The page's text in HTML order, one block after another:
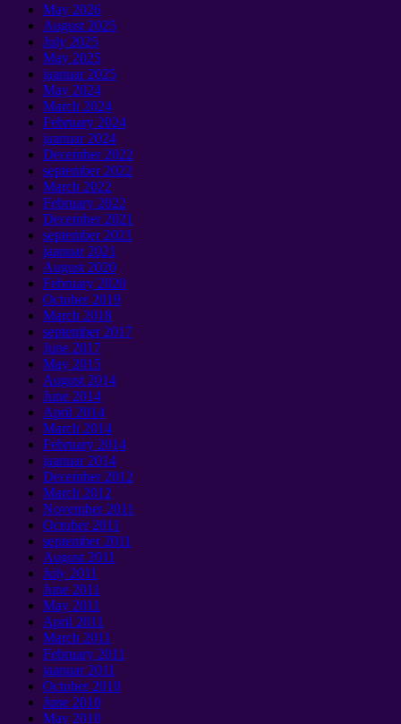
May 2026
August 2025
July 2025
May 2025
jaanuar 2025
May 2024
March 2024
February 2024
jaanuar 2024
December2022
september 2022
March 2022
February 2022
December2021
september 2021
jaanuar 2021
August 2020
February 2020
October2019
March 2018
september 2017
June 2017
May 2015
August 2014
June 2014
April 2014
March 2014
February 2014
jaanuar 2014
December2012
March 2012
November2011
October2011
september 2011
August 2011
July 2011
June 2011
May 2011
April 2011
March 2011
February 2011
jaanuar 2011
October2010
June 2010
May 2010